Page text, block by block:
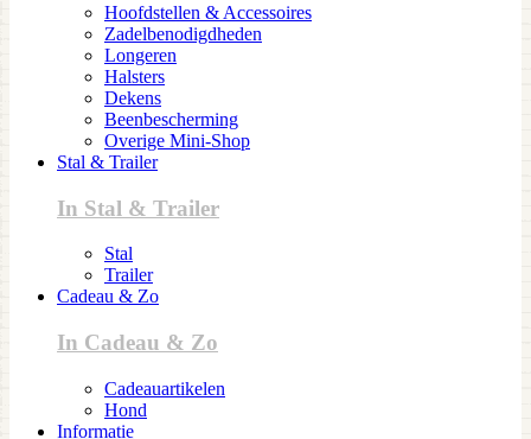
Hoofdstellen & Accessoires
Zadelbenodigdheden
Longeren
Halsters
Dekens
Beenbescherming
Overige Mini-Shop
Stal & Trailer
In Stal & Trailer
Stal
Trailer
Cadeau & Zo
In Cadeau & Zo
Cadeauartikelen
Hond
Informatie